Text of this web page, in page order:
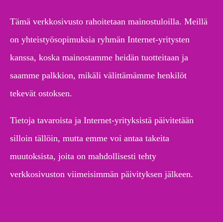
Tämä verkkosivusto rahoitetaan mainostuloilla. Meillä
on yhteistyösopimuksia ryhmän Internet-yritysten
kanssa, koska mainostamme heidän tuotteitaan ja
saamme palkkion, mikäli välittämämme henkilöt
tekevät ostoksen.
Tietoja tavaroista ja Internet-yrityksistä päivitetään
silloin tällöin, mutta emme voi antaa takeita
muutoksista, joita on mahdollisesti tehty
verkkosivuston viimeisimmän päivityksen jälkeen.